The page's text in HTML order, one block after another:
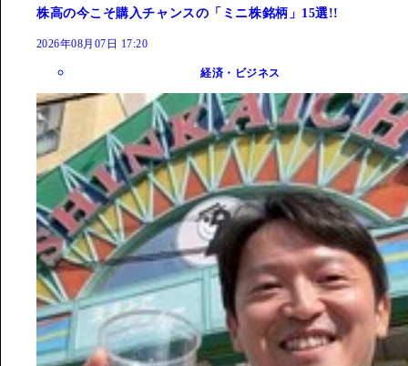
株高の今こそ購入チャンスの「ミニ株銘柄」15選!!
2026年08月07日 17:20
経済・ビジネス